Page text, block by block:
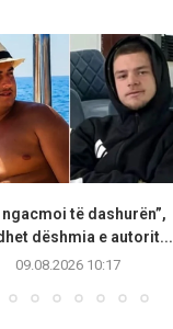
ngacmoi të dashurën”,
dëshmia e autorit...
09.08.2026 10:17